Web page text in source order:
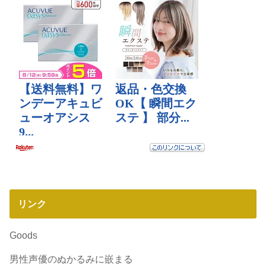
リンク
Goods
男性声優のぬかるみに嵌まる